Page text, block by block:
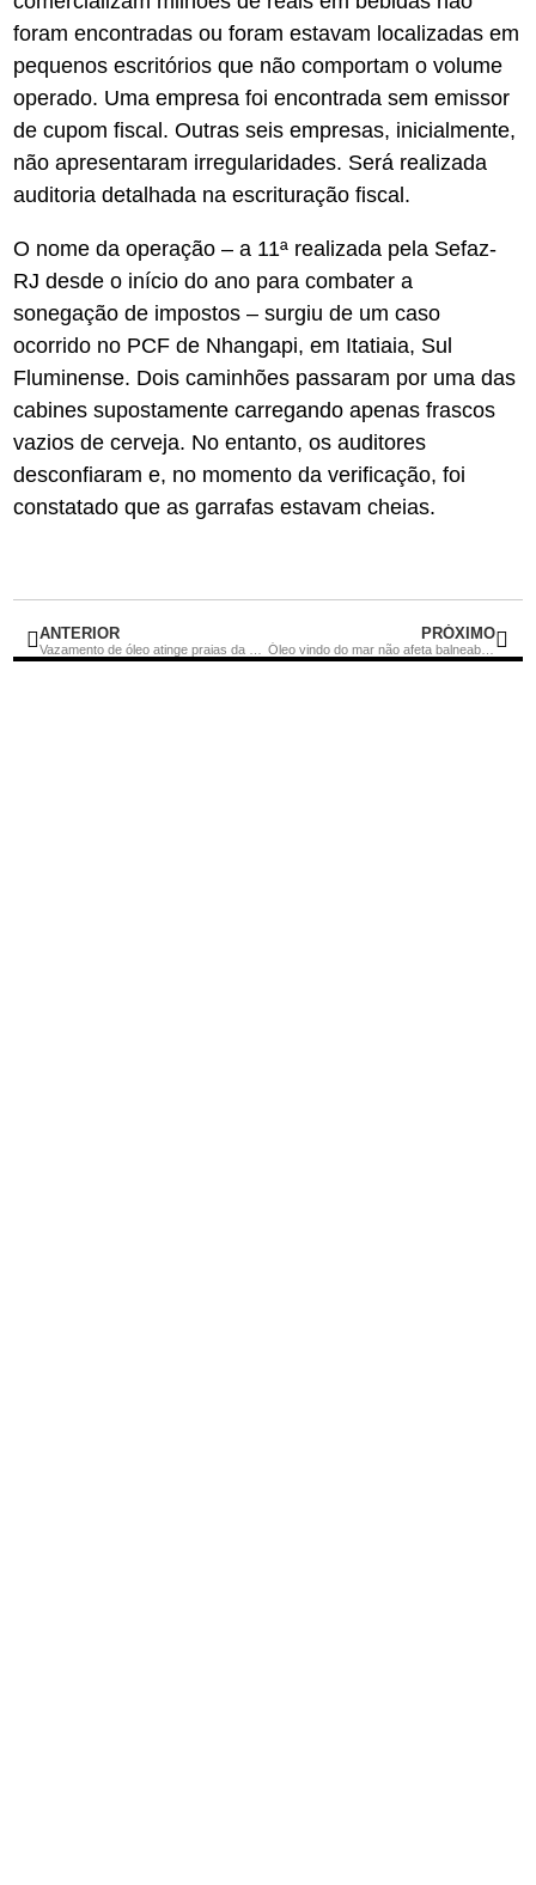
foram encontradas ou foram estavam localizadas em
pequenos escritórios que não comportam o volume
operado. Uma empresa foi encontrada sem emissor
de cupom fiscal. Outras seis empresas, inicialmente,
não apresentaram irregularidades. Será realizada
auditoria detalhada na escrituração fiscal.
O nome da operação – a 11ª realizada pela Sefaz-
RJ desde o início do ano para combater a
sonegação de impostos – surgiu de um caso
ocorrido no PCF de Nhangapi, em Itatiaia, Sul
Fluminense. Dois caminhões passaram por uma das
cabines supostamente carregando apenas frascos
vazios de cerveja. No entanto, os auditores
desconfiaram e, no momento da verificação, foi
constatado que as garrafas estavam cheias.
ANTERIOR PRÓXIMO
Óleo vindo do mar não afeta balneabilidade das praias de Cabo Frio